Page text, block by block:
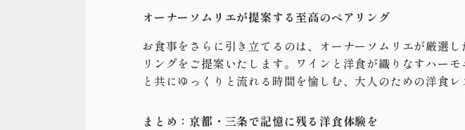
オーナーソムリエが提案する至高のペアリング
お食事をさらに引き立てるのは、オーナーソムリエが厳選
リングをご提案いたします。ワインと洋食が織りなすハー
と共にゆっくりと流れる時間を愉しむ、大人のための洋食レ
まとめ：京都・三条で記憶に残る洋食体験を